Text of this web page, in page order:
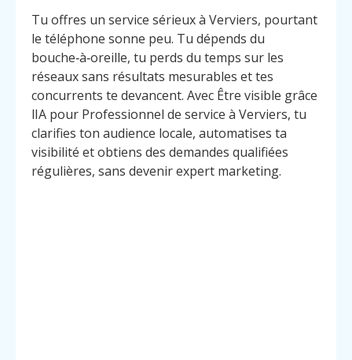
Tu offres un service sérieux à Verviers, pourtant
le téléphone sonne peu. Tu dépends du
bouche‑à‑oreille, tu perds du temps sur les
réseaux sans résultats mesurables et tes
concurrents te devancent. Avec Être visible grâce
lIA pour Professionnel de service à Verviers, tu
clarifies ton audience locale, automatises ta
visibilité et obtiens des demandes qualifiées
régulières, sans devenir expert marketing.